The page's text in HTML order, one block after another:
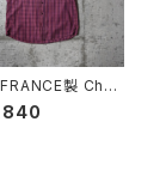
製 Chris
Checkered